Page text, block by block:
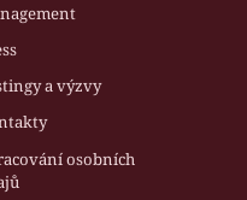
a výzvy
osobních